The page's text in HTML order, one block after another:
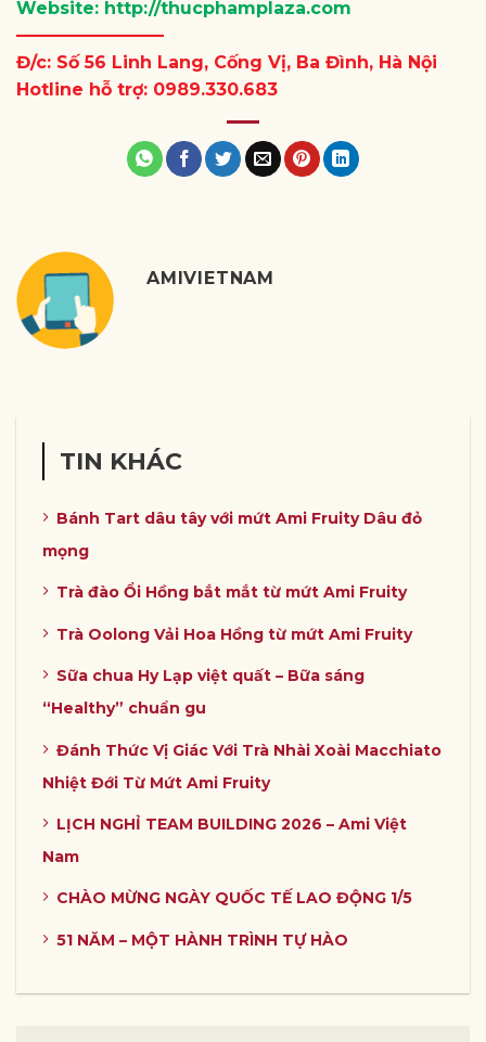
Website: http://thucphamplaza.com
————————–
Đ/c: Số 56 Linh Lang, Cống Vị, Ba Đình, Hà Nội
Hotline hỗ trợ: 0989.330.683
AMIVIETNAM
TIN KHÁC
Bánh Tart dâu tây với mứt Ami Fruity Dâu đỏ
mọng
Trà đào Ổi Hồng bắt mắt từ mứt Ami Fruity
Trà Oolong Vải Hoa Hồng từ mứt Ami Fruity
Sữa chua Hy Lạp việt quất – Bữa sáng
“Healthy” chuẩn gu
Đánh Thức Vị Giác Với Trà Nhài Xoài Macchiato
Nhiệt Đới Từ Mứt Ami Fruity
LỊCH NGHỈ TEAM BUILDING 2026 – Ami Việt
Nam
CHÀO MỪNG NGÀY QUỐC TẾ LAO ĐỘNG 1/5
51 NĂM – MỘT HÀNH TRÌNH TỰ HÀO